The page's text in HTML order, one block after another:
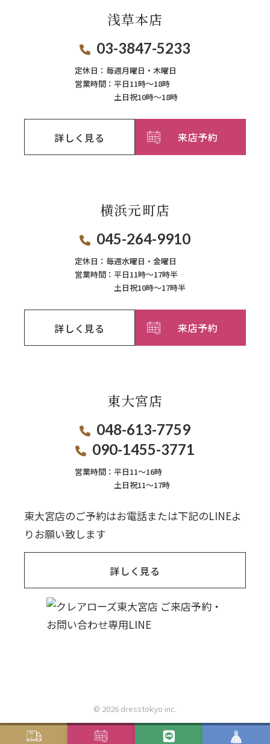
浅草本店
03-3847-5233
定休日： 毎週月曜日・木曜日
営業時間： 平日11時～18時
土日祝10時～18時
詳しく見る 来店予約
横浜元町店
045-264-9910
定休日： 毎週⽔曜⽇‧⾦曜⽇
営業時間： 平日11時～17時半
土日祝10時～17時半
詳しく見る 来店予約
東大宮店
048-613-7759
090-1455-3771
営業時間： 平日11〜16時
土日祝11〜17時
東大宮店のご予約はお電話または下記のLINEよ
りお願い致します
詳しく見る
© 2026 dresstokyo inc.